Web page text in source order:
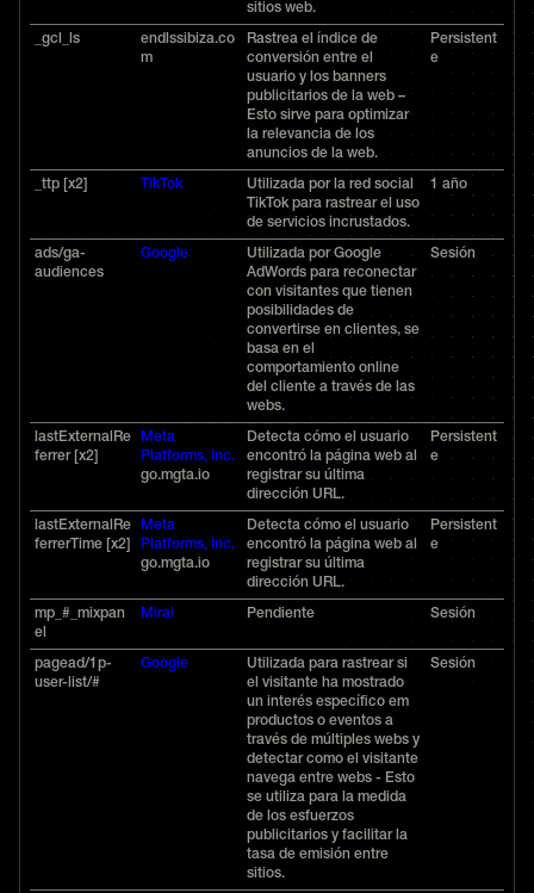
sitios web.
_gcl_ls
endlssibiza.co
m
Rastrea el índice de
conversión entre el
usuario y los banners
publicitarios de la web –
Esto sirve para optimizar
la relevancia de los
anuncios de la web.
Persistent
e
_ttp [x2] TikTok
Utilizada por la red social
TikTok para rastrear el uso
de servicios incrustados.
1 año
ads/ga-
audiences
Google
Utilizada por Google
AdWords para reconectar
con visitantes que tienen
posibilidades de
convertirse en clientes, se
basa en el
comportamiento online
del cliente a través de las
webs.
Sesión
lastExternalRe
ferrer [x2]
Meta
Platforms, Inc.
go.mgta.io
Detecta cómo el usuario
encontró la página web al
registrar su última
dirección URL.
Persistent
e
lastExternalRe
ferrerTime [x2]
Meta
Platforms, Inc.
go.mgta.io
Detecta cómo el usuario
encontró la página web al
registrar su última
dirección URL.
Persistent
e
mp_#_mixpan
el
Mirai Pendiente Sesión
pagead/1p-
user-list/#
Google
Utilizada para rastrear si
el visitante ha mostrado
un interés específico em
productos o eventos a
través de múltiples webs y
detectar como el visitante
navega entre webs - Esto
se utiliza para la medida
de los esfuerzos
publicitarios y facilitar la
tasa de emisión entre
sitios.
Sesión